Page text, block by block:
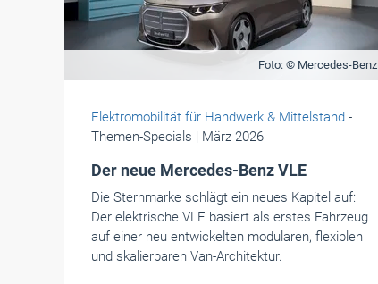
Foto: © Mercedes-Benz
Elektromobilität für Handwerk & Mittelstand -
Themen-Specials | März 2026
Der neue Mercedes-Benz VLE
Die Sternmarke schlägt ein neues Kapitel auf:
Der elektrische VLE basiert als erstes Fahrzeug
auf einer neu entwickelten modularen, flexiblen
und skalierbaren Van-Architektur.